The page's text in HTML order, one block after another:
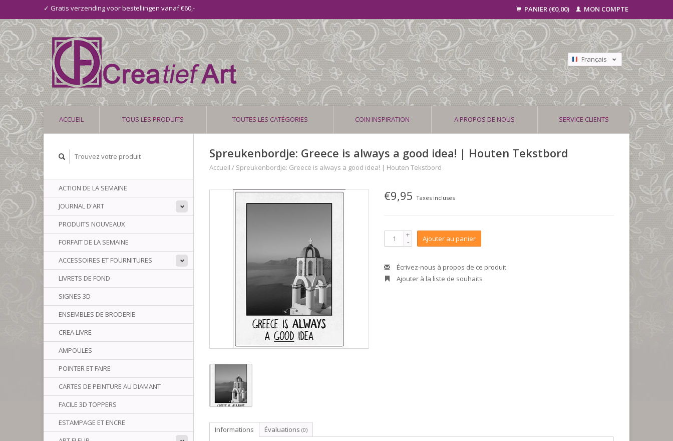
✓ Gratis verzending voor bestellingen vanaf €60,- PANIER (€0,00) MON COMPTE
Français
Nederlands
Deutsch
ACCUEIL TOUS LES PRODUITS TOUTES LES CATÉGORIES COIN INSPIRATION A PROPOS DE NOUS SERVICE CLIENTS
ACTION DE LA SEMAINE
JOURNAL D'ART
PRODUITS NOUVEAUX
FORFAIT DE LA SEMAINE
ACCESSOIRES ET FOURNITURES
LIVRETS DE FOND
SIGNES 3D
ENSEMBLES DE BRODERIE
CREA LIVRE
AMPOULES
POINTER ET FAIRE
CARTES DE PEINTURE AU DIAMANT
FACILE 3D TOPPERS
ESTAMPAGE ET ENCRE
Spreukenbordje: Greece is always a good idea! | Houten Tekstbord
Accueil / Spreukenbordje: Greece is always a good idea! | Houten Tekstbord
€9,95Taxes incluses
+
- Ajouter au panier
Écrivez-nous à propos de ce produit
Ajouter à la liste de souhaits
Informations Évaluations (0)